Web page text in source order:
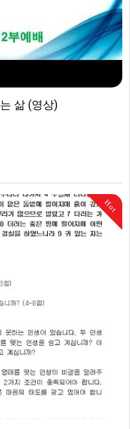
삶 (영상)
Hot